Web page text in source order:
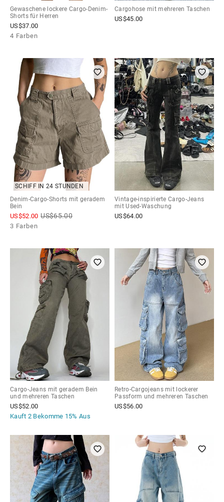
Gewaschene lockere Cargo-Denim-
Shorts für Herren
US$37.00
4 Farben
Cargohose mit mehreren Taschen
US$45.00
SCHIFF IN 24 STUNDEN
Denim-Cargo-Shorts mit geradem
Bein
US$52.00 US$65.00
3 Farben
Vintage-inspirierte Cargo-Jeans
mit Used-Waschung
US$64.00
Cargo-Jeans mit geradem Bein
und mehreren Taschen
US$52.00
Kauft 2 Bekomme 15% Aus
Retro-Cargojeans mit lockerer
Passform und mehreren Taschen
US$56.00